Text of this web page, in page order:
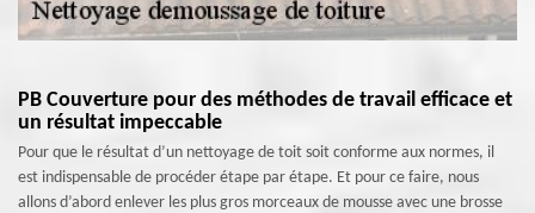
PB Couverture pour des méthodes de travail efficace et
un résultat impeccable
Pour que le résultat d’un nettoyage de toit soit conforme aux normes, il
est indispensable de procéder étape par étape. Et pour ce faire, nous
allons d’abord enlever les plus gros morceaux de mousse avec une brosse